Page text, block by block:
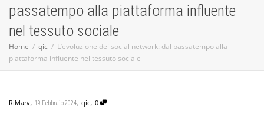
passatempo alla piattaforma influente
nel tessuto sociale
Home qic
L’evoluzione dei social network: dal passatempo alla
piattaforma influente nel tessuto sociale
RiMarv, 19 Febbraio 2024, qic, 0